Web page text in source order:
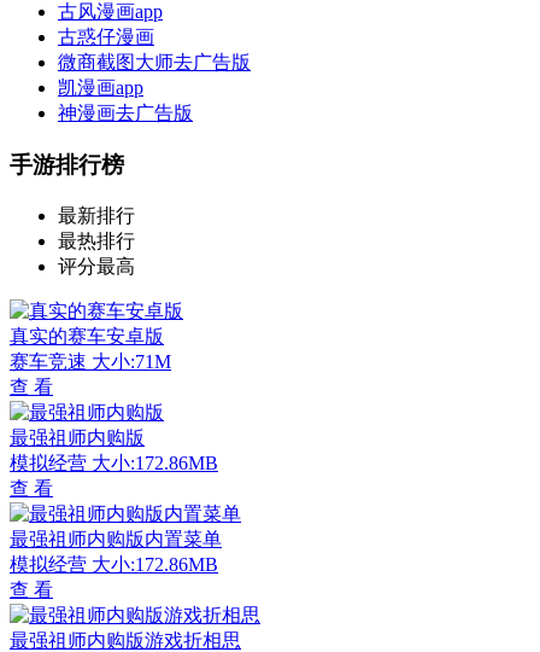
古风漫画app
古惑仔漫画
微商截图大师去广告版
凯漫画app
神漫画去广告版
手游排行榜
最新排行
最热排行
评分最高
真实的赛车安卓版
赛车竞速 大小:71M
查 看
最强祖师内购版
模拟经营 大小:172.86MB
查 看
最强祖师内购版内置菜单
模拟经营 大小:172.86MB
查 看
最强祖师内购版游戏折相思